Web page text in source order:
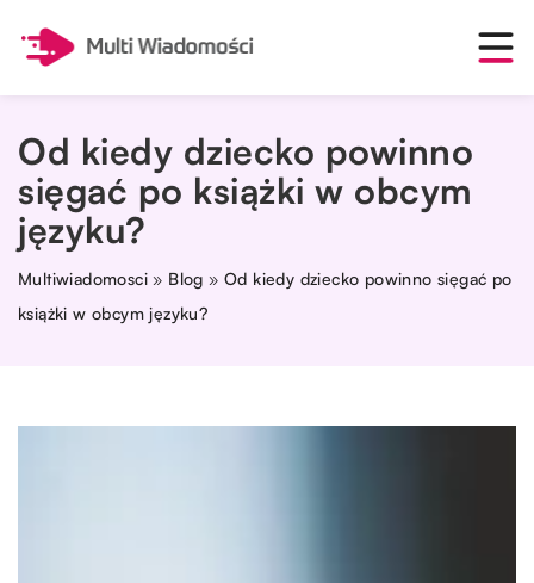
Od kiedy dziecko powinno
sięgać po książki w obcym
języku?
Multiwiadomosci » Blog »Od kiedy dziecko powinno sięgać po
książki w obcym języku?